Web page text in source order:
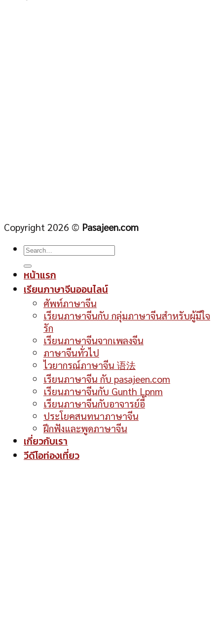
Copyright 2026 © Pasajeen.com
หน้าแรก
เรียนภาษาจีนออนไลน์
ศัพท์ภาษาจีน
เรียนภาษาจีนกับ กลุ่มภาษาจีนสำหรับผู้มีใจ
รัก
เรียนภาษาจีนจากเพลงจีน
ภาษาจีนทั่วไป
ไวยากรณ์ภาษาจีน 语法
เรียนภาษาจีน กับ pasajeen.com
เรียนภาษาจีนกับ Gunth Lpnm
เรียนภาษาจีนกับอาจารย์อี้
ประโยคสนทนาภาษาจีน
ฝึกฟังและพูดภาษาจีน
เกี่ยวกับเรา
วีดีโอท่องเที่ยว